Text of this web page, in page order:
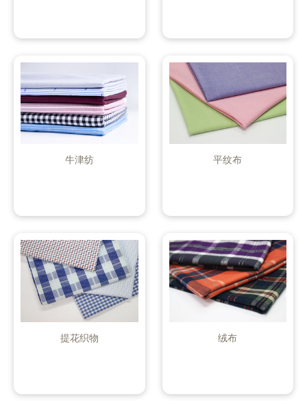
牛津纺 平纹布
提花织物 绒布